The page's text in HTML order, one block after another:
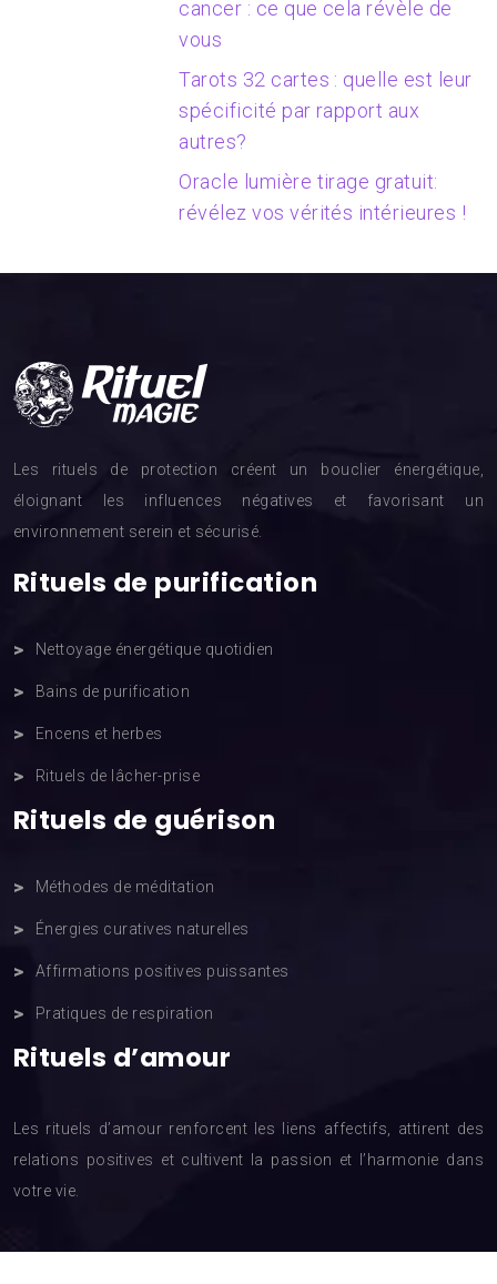
cancer : ce que cela révèle de
vous
Tarots 32 cartes : quelle est leur
spécificité par rapport aux
autres?
Oracle lumière tirage gratuit:
révélez vos vérités intérieures !
Les rituels de protection créent un bouclier énergétique,
éloignant les influences négatives et favorisant un
environnement serein et sécurisé.
Rituels de purification
Nettoyage énergétique quotidien
Bains de purification
Encens et herbes
Rituels de lâcher-prise
Rituels de guérison
Méthodes de méditation
Énergies curatives naturelles
Affirmations positives puissantes
Pratiques de respiration
Rituels d’amour
Les rituels d’amour renforcent les liens affectifs, attirent des
relations positives et cultivent la passion et l’harmonie dans
votre vie.